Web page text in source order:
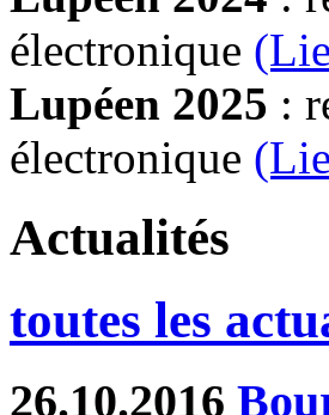
électronique
Lupéen 2025 :
électronique (L
Actualités
toutes les
26.10.2016